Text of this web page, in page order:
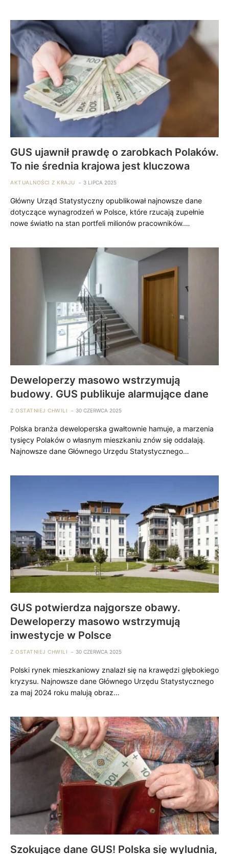
GUS ujawnił prawdę o zarobkach Polaków.
To nie średnia krajowa jest kluczowa
AKTUALNOŚCI Z KRAJU 3 LIPCA 2025
Główny Urząd Statystyczny opublikował najnowsze dane
dotyczące wynagrodzeń w Polsce, które rzucają zupełnie
nowe światło na stan portfeli milionów pracowników.…
Deweloperzy masowo wstrzymują
budowy. GUS publikuje alarmujące dane
Z OSTATNIEJ CHWILI 30 CZERWCA 2025
Polska branża deweloperska gwałtownie hamuje, a marzenia
tysięcy Polaków o własnym mieszkaniu znów się oddalają.
Najnowsze dane Głównego Urzędu Statystycznego…
GUS potwierdza najgorsze obawy.
Deweloperzy masowo wstrzymują
inwestycje w Polsce
Z OSTATNIEJ CHWILI 30 CZERWCA 2025
Polski rynek mieszkaniowy znalazł się na krawędzi głębokiego
kryzysu. Najnowsze dane Głównego Urzędu Statystycznego
za maj 2024 roku malują obraz…
Szokujące dane GUS! Polska się wyludnia,